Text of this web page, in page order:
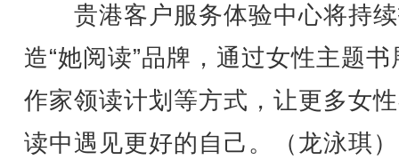
贵港客户服务体验中心将持
造“她阅读”品牌，通过女性主题书
作家领读计划等方式，让更多女
读中遇见更好的自己。（龙泳琪）